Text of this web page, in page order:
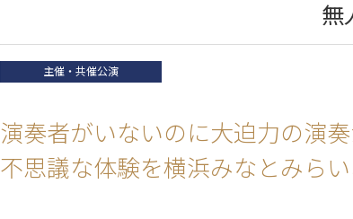
無
主催・共催公演
演奏者がいないのに大迫力の演
不思議な体験を横浜みなとみらい